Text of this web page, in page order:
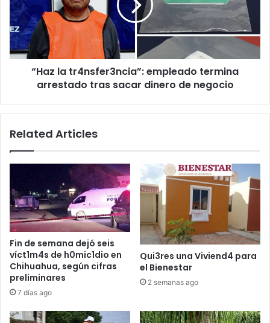
termina
arrestado
tras
sacar
dinero
negocio
“Haz la tr4nsfer3ncia”: empleado termina
arrestado tras sacar dinero de negocio
Related Articles
Fin de semana dejó seis
víct1m4s de h0mic1dio en
Chihuahua, según cifras
preliminares
7 días ago
Qui3res una Viviend4 para
el Bienestar
2 semanas ago